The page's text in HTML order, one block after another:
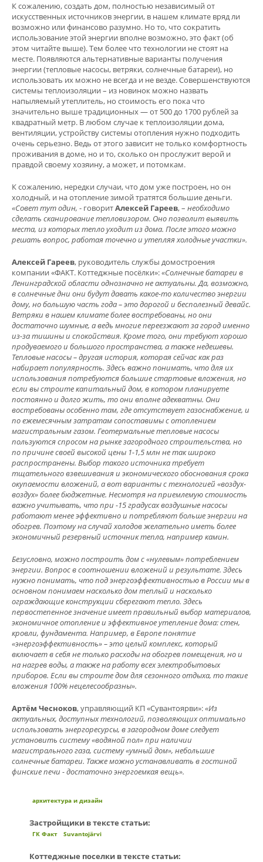
К сожалению, создать дом, полностью независимый от
искусственных источников энергии, в нашем климате вряд ли
возможно или финансово разумно. Но то, что сократить
использование этой энергии вполне возможно, это факт (об
этом читайте выше). Тем более что технологии не стоят на
месте. Появляются альтернативные варианты получения
энергии (тепловые насосы, ветряки, солнечные батареи), но
использовать их можно не всегда и не везде. Совершенствуются
системы теплоизоляции – из новинок можно назвать
напыляемый утеплитель, но стоимость его пока что
значительно выше традиционных — от 500 до 1700 рублей за
квадратный метр. В любом случае к теплоизоляции дома,
вентиляции, устройству системы отопления нужно подходить
очень серьезно. Ведь от этого зависит не только комфортность
проживания в доме, но и то, сколько он прослужит верой и
правдой своему хозяину, а может, и потомкам.
К сожалению, нередки случаи, что дом уже построен, но он
холодный, и на отопление зимой тратятся большие деньги.
«Совет тут один, - говоритАлексей Гареев, – необходимо
сделать сканирование тепловизором. Оно позволит выявить
места, из которых тепло уходит из дома. После этого можно
решать вопрос, работая точечно и утепляя холодные участки».
Алексей Гареев, руководитель службы домостроения
компании «ФАКТ. Коттеджные посёлки»:«Солнечные батареи в
Ленинградской области однозначно не актуальны. Да, возможно,
в солнечные дни они будут давать какое-то количество энергии
дому, но большую часть года – это дорогой и бесполезный девайс.
Ветряки в нашем климате более востребованы, но они
достаточно шумные, а ведь многие переезжают за город именно
из-за тишины и спокойствия. Кроме того, они требуют хорошо
продуваемого и большого пространства, а также недешевы.
Тепловые насосы – другая история, которая сейчас как раз
набирает популярность. Здесь важно понимать, что для их
использования потребуются большие стартовые вложения, но
если вы строите капитальный дом, в котором планируете
постоянно и долго жить, то они вполне адекватны. Они
востребованы особенно там, где отсутствует газоснабжение, и
по ежемесячным затратам сопоставимы с отоплением
магистральным газом. Геотермальные тепловые насосы
пользуются спросом на рынке загородного строительства, но
по причине своей высокой цены 1-1,5 млн не так широко
распространены. Выбор такого источника требует
тщательного взвешивания и экономического обоснования срока
окупаемости вложений, а вот варианты с технологией «воздух-
воздух» более бюджетные. Несмотря на приемлемую стоимость
важно учитывать, что при -15 градусах воздушные насосы
работают менее эффективно и потребляют больше энергии на
обогрев. Поэтому на случай холодов желательно иметь более
экономичный резервный источник тепла, например камин.
Безусловно, можно построить дом с «нулевым» потреблением
энергии. Вопрос в соотношении вложений и результате. Здесь
нужно понимать, что под энергоэффективностью в России мы в
основном понимаем насколько дом теплый и насколько
ограждающие конструкции сберегают тепло. Здесь
первостепенное значение имеет правильный выбор материалов,
экономичное отопление и эффективное утепление дома: стен,
кровли, фундамента. Например, в Европе понятие
«энергоэффективность» – это целый комплекс, который
включает в себя не только расходы на обогрев помещения, но и
на нагрев воды, а также на работу всех электробытовых
приборов. Если вы строите дом для сезонного отдыха, то такие
вложения 100% нецелесообразны».
Артём Чесноков, управляющий КП «Сувантоярви»:«Из
актуальных, доступных технологий, позволяющих оптимально
использовать энергоресурсы, в загородном доме следует
установить систему «водяной пол» при наличии
магистрального газа, систему «умный дом», небольшие
солнечные батареи. Также можно устанавливать в гостиной
финские печи - достаточно энергоемкая вещь».
архитектура и дизайн
Застройщики в тексте статьи:
ГК Факт Suvantojärvi
Коттеджные поселки в тексте статьи: